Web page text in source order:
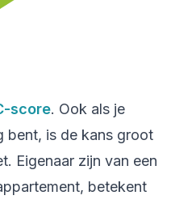
score. Ook als je
bent, is de kans groot
Eigenaar zijn van een
betekent